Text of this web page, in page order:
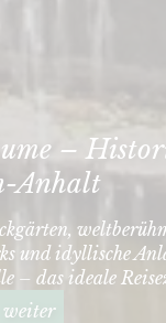
–
Anhalt
und idyllische
– das ideale
weiter